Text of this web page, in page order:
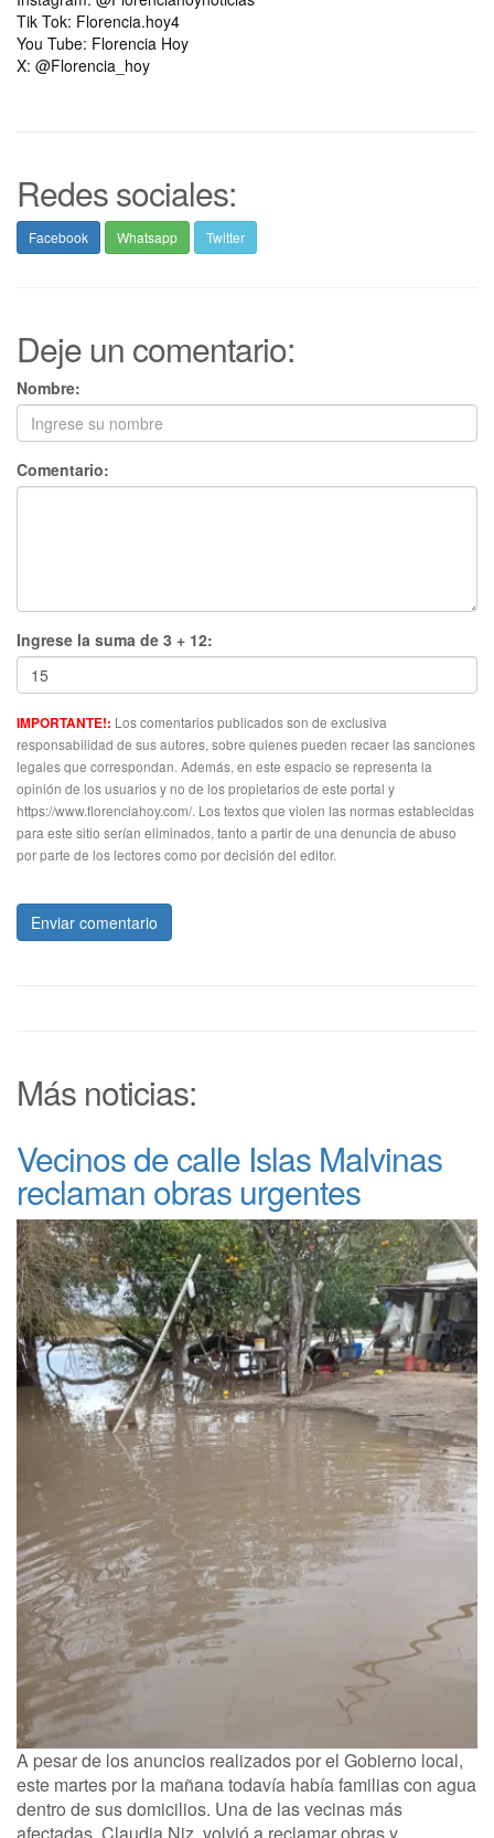
Tik Tok: Florencia.hoy4
You Tube: Florencia Hoy
X: @Florencia_hoy
Redes sociales:
Facebook Whatsapp Twitter
Deje un comentario:
Nombre:
Comentario:
Ingrese la suma de 3 + 12:
IMPORTANTE!: Los comentarios publicados son de exclusiva
responsabilidad de sus autores, sobre quienes pueden recaer las sanciones
legales que correspondan. Además, en este espacio se representa la
opinión de los usuarios y no de los propietarios de este portal y
https://www.florenciahoy.com/. Los textos que violen las normas establecidas
para este sitio serían eliminados, tanto a partir de una denuncia de abuso
por parte de los lectores como por decisión del editor.
Enviar comentario
Más noticias:
Vecinos de calle Islas Malvinas
reclaman obras urgentes
A pesar de los anuncios realizados por el Gobierno local,
este martes por la mañana todavía había familias con agua
dentro de sus domicilios. Una de las vecinas más
afectadas, Claudia Niz, volvió a reclamar obras y